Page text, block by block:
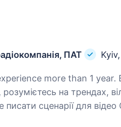
ПАТ
Kyiv,
than 1 year. Ви саме той, хто нам потрібен,
на трендах,
сценарії для відео Обов’язки: